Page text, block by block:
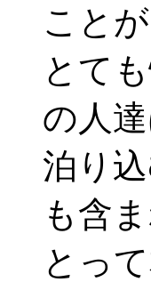
こと
とて
の人
泊り
も含
とっ